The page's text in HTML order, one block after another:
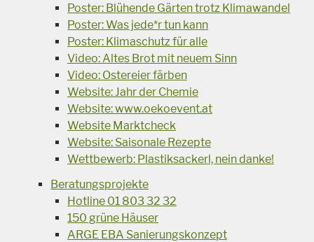
Poster: Blühende Gärten trotz Klimawandel
Poster: Was jede*r tun kann
Poster: Klimaschutz für alle
Video: Altes Brot mit neuem Sinn
Video: Ostereier färben
Website: Jahr der Chemie
Website: www.oekoevent.at
Website Marktcheck
Website: Saisonale Rezepte
Wettbewerb: Plastiksackerl, nein danke!
Beratungsprojekte
Hotline 01 803 32 32
150 grüne Häuser
ARGE EBA Sanierungskonzept